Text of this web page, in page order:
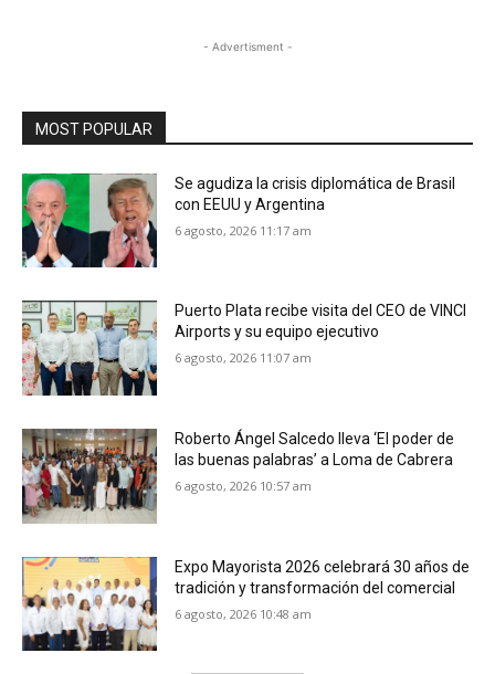
- Advertisment -
MOST POPULAR
Se agudiza la crisis diplomática de Brasil
con EEUU y Argentina
6 agosto, 2026 11:17 am
Puerto Plata recibe visita del CEO de VINCI
Airports y su equipo ejecutivo
6 agosto, 2026 11:07 am
Roberto Ángel Salcedo lleva ‘El poder de
las buenas palabras’ a Loma de Cabrera
6 agosto, 2026 10:57 am
Expo Mayorista 2026 celebrará 30 años de
tradición y transformación del comercial
6 agosto, 2026 10:48 am